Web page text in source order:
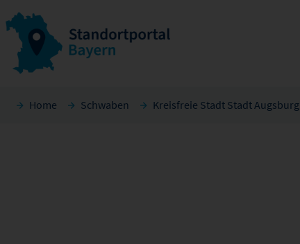
Home Schwaben Kreisfreie Stadt Stadt Augsburg